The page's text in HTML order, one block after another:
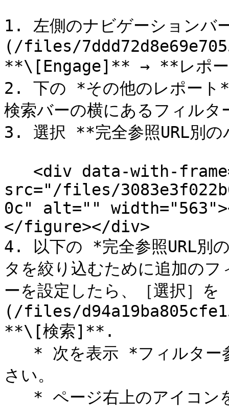
1. 左側のナビゲーション
(/files/
**\[Engage]** → **レポ
2. 下の *その他のレポート
検索バーの横にあるフィルタ
3. 選択 **完全参照URL別
src="/files/
0c" alt=""
</figure></div>
4. 以下の *完全参照URL別
タを絞り込むために追加の
ーを設定したら、［選択］
(/files/
**\[検索]**.
さい。